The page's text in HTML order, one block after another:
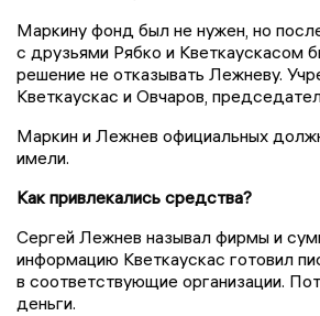
Маркину фонд был не нужен, но
с друзьями Рябко и Кветкаускасом
решение не отказывать Лежневу.
Кветкаускас и Овчаров,
Маркин и Лежнев официальных
имели.
Как привлекались средства?
Сергей Лежнев называл фирмы и
информацию Кветкаускас готовил
в соответствующие организации.
деньги.